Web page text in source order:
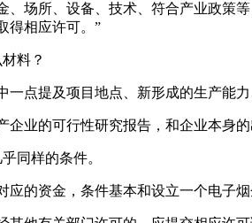
、场所、设备、技术、符合产业政策
得相应许可。”
料？
一点提及项目地点、新形成的生产能力
企业的可行性研究报告，和企业本身的
同样的条件。
应的资金，条件基本和设立一个电子烟